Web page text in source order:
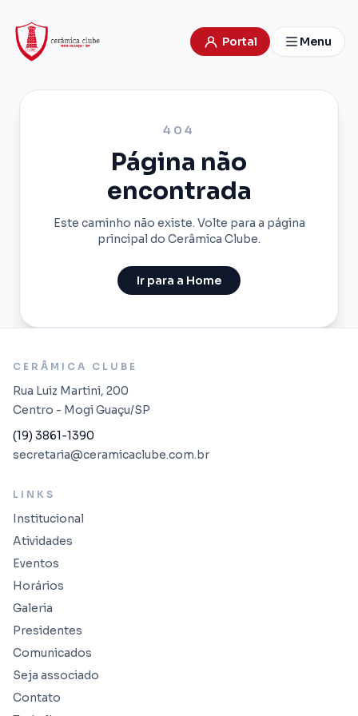
Portal Menu
404
Página não
encontrada
Este caminho não existe. Volte para a página
principal do Cerâmica Clube.
Ir para a Home
CERÂMICA CLUBE
Rua Luiz Martini, 200
Centro - Mogi Guaçu/SP
(19) 3861-1390
secretaria@ceramicaclube.com.br
LINKS
Institucional
Atividades
Eventos
Horários
Galeria
Presidentes
Comunicados
Seja associado
Contato